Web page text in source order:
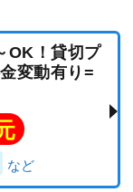
OK！貸切プ
変動有り=